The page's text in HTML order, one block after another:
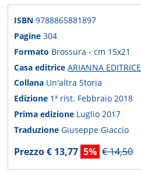
ISBN9788865881897
Pagine304
Formato Brossura - cm 15x21
Casa editriceARIANNA EDITRICE
Collana Un'altra Storia
Edizione 1ª rist. Febbraio 2018
Prima edizione Luglio 2017
TraduzioneGiuseppe Giaccio
Prezzo € 13,77 5% € 14,50